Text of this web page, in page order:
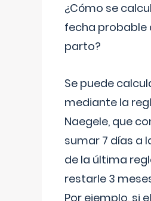
¿Cómo se
fecha probable
parto?
Se puede
mediante la
Naegele, que
sumar 7 días a
de la última
restarle 3
Por ejemplo, si